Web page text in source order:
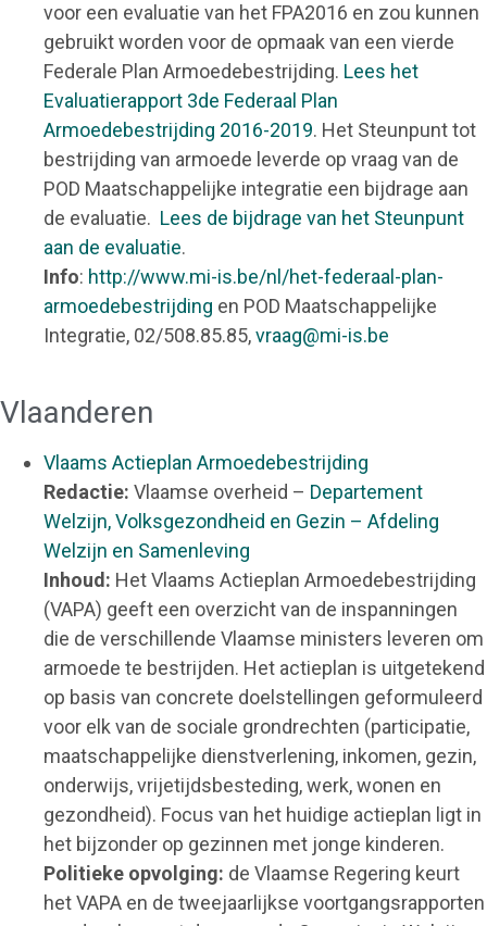
voor een evaluatie van het FPA2016 en zou kunnen
gebruikt worden voor de opmaak van een vierde
Federale Plan Armoedebestrijding. Lees het
Evaluatierapport 3de Federaal Plan
Armoedebestrijding 2016-2019. Het Steunpunt tot
bestrijding van armoede leverde op vraag van de
POD Maatschappelijke integratie een bijdrage aan
de evaluatie. Lees de bijdrage van het Steunpunt
aan de evaluatie.
Info: http://www.mi-is.be/nl/het-federaal-plan-
armoedebestrijding en POD Maatschappelijke
Integratie, 02/508.85.85,vraag@mi-is.be
Vlaanderen
Vlaams Actieplan Armoedebestrijding
Redactie: Vlaamse overheid – Departement
Welzijn, Volksgezondheid en Gezin – Afdeling
Welzijn en Samenleving
Inhoud: Het Vlaams Actieplan Armoedebestrijding
(VAPA) geeft een overzicht van de inspanningen
die de verschillende Vlaamse ministers leveren om
armoede te bestrijden. Het actieplan is uitgetekend
op basis van concrete doelstellingen geformuleerd
voor elk van de sociale grondrechten (participatie,
maatschappelijke dienstverlening, inkomen, gezin,
onderwijs, vrijetijdsbesteding, werk, wonen en
gezondheid). Focus van het huidige actieplan ligt in
het bijzonder op gezinnen met jonge kinderen.
Politieke opvolging: de Vlaamse Regering keurt
het VAPA en de tweejaarlijkse voortgangsrapporten